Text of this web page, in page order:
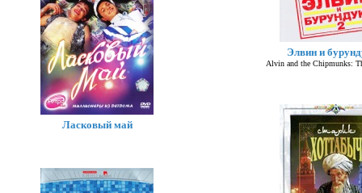
Элвин и
Alvin and the Chipmunks:
Ласковый май